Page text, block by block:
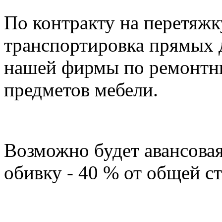
По контракту на
транспортировка прямых
нашей фирмы по
предметов мебели.
Возможно будет
обивку - 40 % от общей